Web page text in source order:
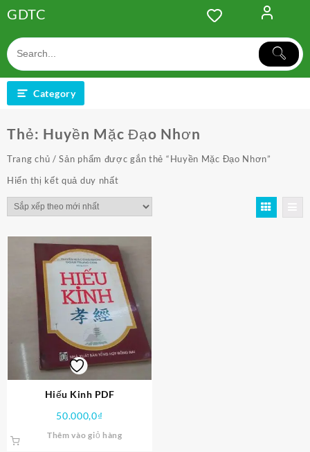
to
content
GDTC
Category
Thẻ: Huyền Mặc Đạo Nhơn
Trang chủ / Sản phẩm được gắn thẻ “Huyền Mặc Đạo Nhơn”
Hiển thị kết quả duy nhất
Hiếu Kinh PDF
50.000,0₫
Thêm vào giỏ hàng